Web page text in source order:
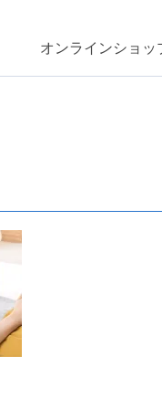
オンラインショッ